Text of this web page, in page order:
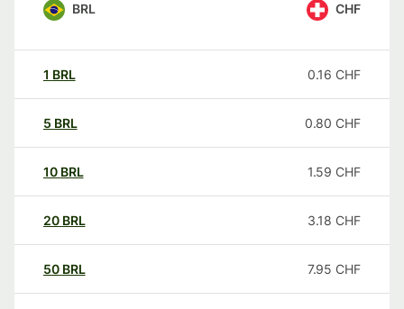
BRL CHF
1 BRL 0.16 CHF
5 BRL 0.80 CHF
10 BRL 1.59 CHF
20 BRL 3.18 CHF
50 BRL 7.95 CHF